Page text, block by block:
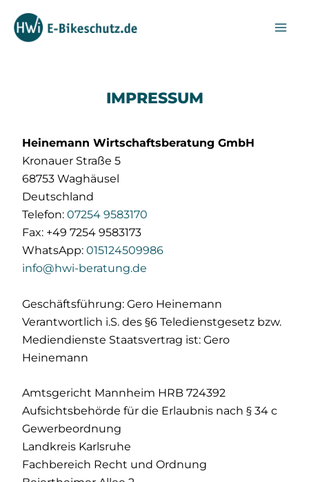
Inhalt
springen
IMPRESSUM
Heinemann Wirtschaftsberatung GmbH
Kronauer Straße 5
68753 Waghäusel
Deutschland
Telefon:07254 9583170
Fax: +49 7254 9583173
WhatsApp:015124509986
info@hwi-beratung.de
Geschäftsführung: Gero Heinemann
Verantwortlich i.S. des §6 Teledienstgesetz bzw.
Mediendienste Staatsvertrag ist: Gero
Heinemann
Amtsgericht Mannheim HRB 724392
Aufsichtsbehörde für die Erlaubnis nach § 34 c
Gewerbeordnung
Landkreis Karlsruhe
Fachbereich Recht und Ordnung